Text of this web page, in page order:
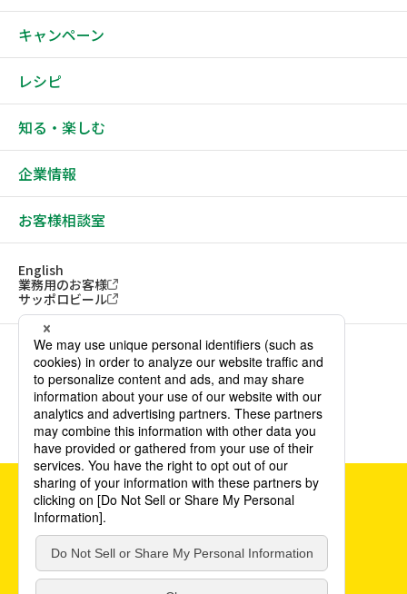
キャンペーン
レシピ
知る・楽しむ
企業情報
お客様相談室
English
業務用のお客様
サッポロビール
ソーシャルメディアアカウント一覧
サイトご利用にあたってウェブアクセシビリティ方針
個人情報保護方針カスタマーハラスメント方針
©POKKA SAPPORO Food & Beverage Ltd. All Rights Reserved.